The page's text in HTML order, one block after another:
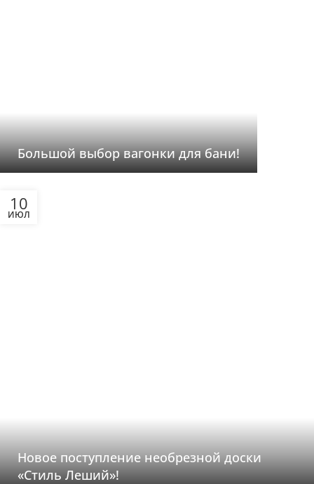
Большой выбор вагонки для бани!
10
ИЮЛ
Новое поступление необрезной доски
«Стиль Леший»!